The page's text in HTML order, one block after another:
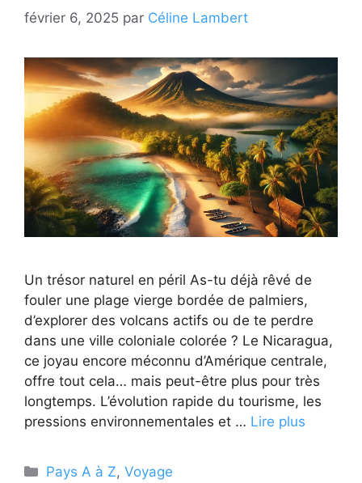
février 6, 2025 par Céline Lambert
Un trésor naturel en péril As-tu déjà rêvé de
fouler une plage vierge bordée de palmiers,
d’explorer des volcans actifs ou de te perdre
dans une ville coloniale colorée ? Le Nicaragua,
ce joyau encore méconnu d’Amérique centrale,
offre tout cela… mais peut-être plus pour très
longtemps. L’évolution rapide du tourisme, les
pressions environnementales et … Lire plus
Catégories
Pays A à Z,Voyage